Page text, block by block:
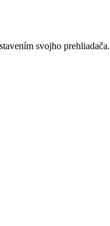
svojho prehliadača.